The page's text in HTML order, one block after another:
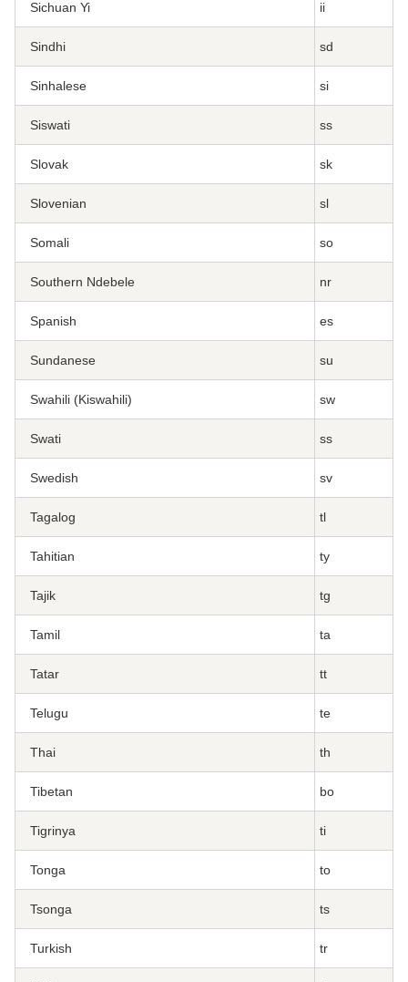
Sichuan Yi ii
Sindhi sd
Sinhalese si
Siswati ss
Slovak sk
Slovenian sl
Somali so
Southern Ndebele nr
Spanish es
Sundanese su
Swahili (Kiswahili) sw
Swati ss
Swedish sv
Tagalog tl
Tahitian ty
Tajik tg
Tamil ta
Tatar tt
Telugu te
Thai th
Tibetan bo
Tigrinya ti
Tonga to
Tsonga ts
Turkish tr